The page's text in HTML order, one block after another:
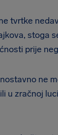
tvrtke
stoga
prije
ne
u zračnoj